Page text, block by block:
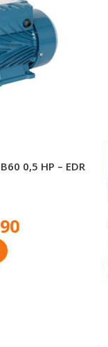
0,5 HP – EDR